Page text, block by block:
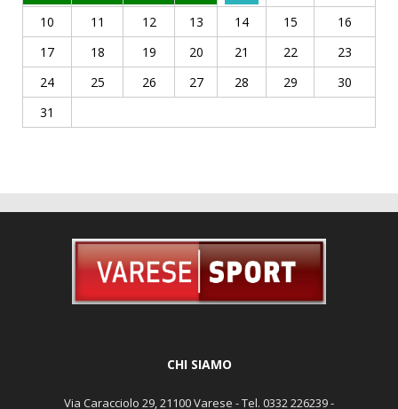
10
11 12 13 14 15
16
17
18 19 20 21 22
23
24
25 26 27 28 29
30
31
CHI SIAMO
Via Caracciolo 29, 21100 Varese - Tel. 0332 226239 -